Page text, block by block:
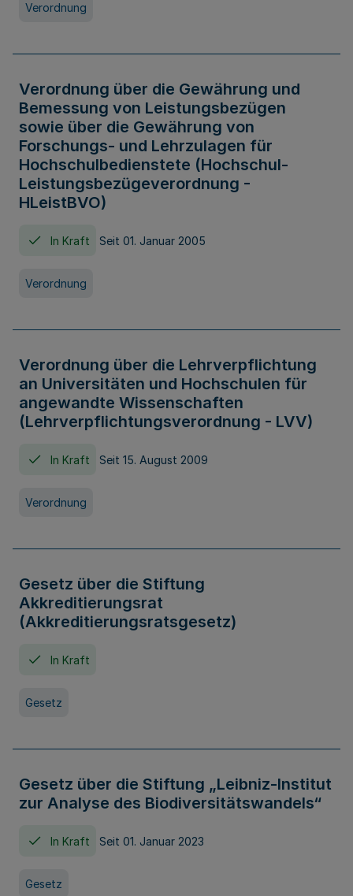
Verordnung
Verordnung über die Gewährung und
Bemessung von Leistungsbezügen
sowie über die Gewährung von
Forschungs- und Lehrzulagen für
Hochschulbedienstete (Hochschul-
Leistungsbezügeverordnung -
HLeistBVO)
In Kraft Seit 01. Januar 2005
Verordnung
Verordnung über die Lehrverpflichtung
an Universitäten und Hochschulen für
angewandte Wissenschaften
(Lehrverpflichtungsverordnung - LVV)
In Kraft Seit 15. August 2009
Verordnung
Gesetz über die Stiftung
Akkreditierungsrat
(Akkreditierungsratsgesetz)
In Kraft
Gesetz
Gesetz über die Stiftung „Leibniz-Institut
zur Analyse des Biodiversitätswandels“
In Kraft Seit 01. Januar 2023
Gesetz